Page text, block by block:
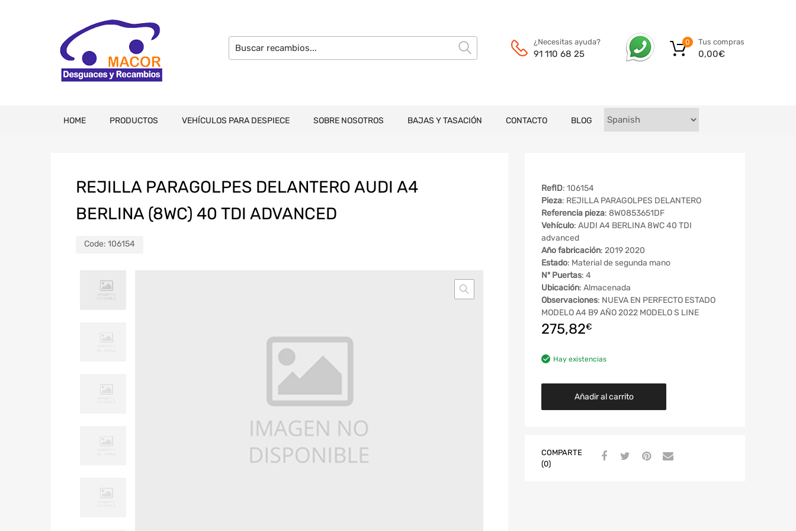
¿Necesitas ayuda?
91 110 68 25
Tus compras
0,00€
0
HOME PRODUCTOS VEHÍCULOS PARA DESPIECE SOBRE NOSOTROS BAJAS Y TASACIÓN CONTACTO BLOG
REJILLA PARAGOLPES DELANTERO AUDI A4
BERLINA (8WC) 40 TDI ADVANCED
Code: 106154
RefID: 106154
Pieza: REJILLA PARAGOLPES DELANTERO
Referencia pieza: 8W0853651DF
Vehículo: AUDI A4 BERLINA 8WC 40 TDI
advanced
Año fabricación: 2019 2020
Estado: Material de segunda mano
Nº Puertas: 4
Ubicación: Almacenada
Observaciones: NUEVA EN PERFECTO ESTADO
MODELO A4 B9 AÑO 2022 MODELO S LINE
275,82€
Hay existencias
Añadir al carrito
COMPARTE
(0)